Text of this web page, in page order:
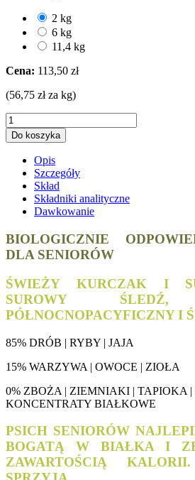
2 kg
6 kg
11,4 kg
Cena: 113,50 zł
(56,75 zł za kg)
Do koszyka
Opis
Szczegóły
Skład
Składniki analityczne
Dawkowanie
BIOLOGICZNIE
DLA SENIORÓW
ŚWIEŻY KURCZAK I
SUROWY ŚLEDŹ,
PÓŁNOCNOPACYFICZNY I
85% DRÓB | RYBY | JAJA
15% WARZYWA | OWOCE | ZIOŁA
0% ZBOŻA | ZIEMNIAKI | TAPIOKA |
KONCENTRATY BIAŁKOWE
PSICH SENIORÓW
BOGATĄ W BIAŁKA I
ZAWARTOŚCIĄ